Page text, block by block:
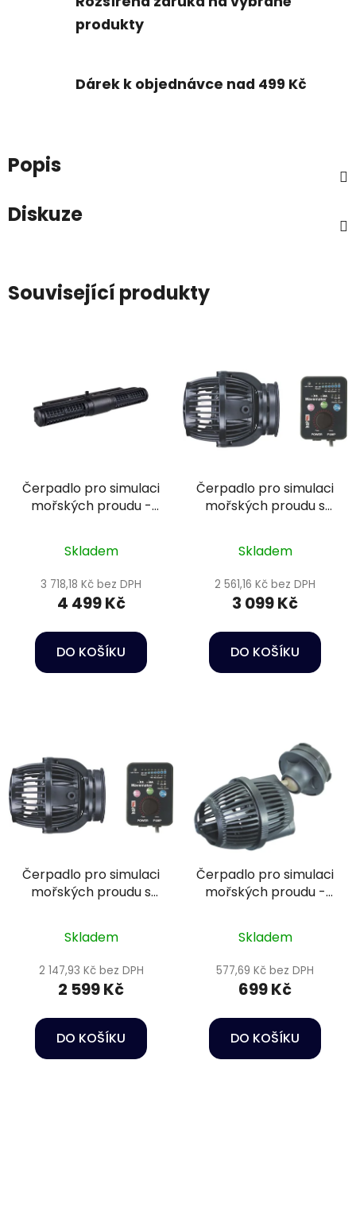
produkty
Dárek k objednávce nad 499 Kč
Popis
Diskuze
Související produkty
Čerpadlo pro simulaci
mořských proudu -
Skladem
3 718,18 Kč bez DPH
4 499 Kč
DO KOŠÍKU
Čerpadlo pro simulaci
mořských proudu s
Skladem
2 561,16 Kč bez DPH
3 099 Kč
DO KOŠÍKU
Čerpadlo pro simulaci
mořských proudu s
Skladem
2 147,93 Kč bez DPH
2 599 Kč
DO KOŠÍKU
Čerpadlo pro simulaci
mořských proudu -
Skladem
577,69 Kč bez DPH
699 Kč
DO KOŠÍKU